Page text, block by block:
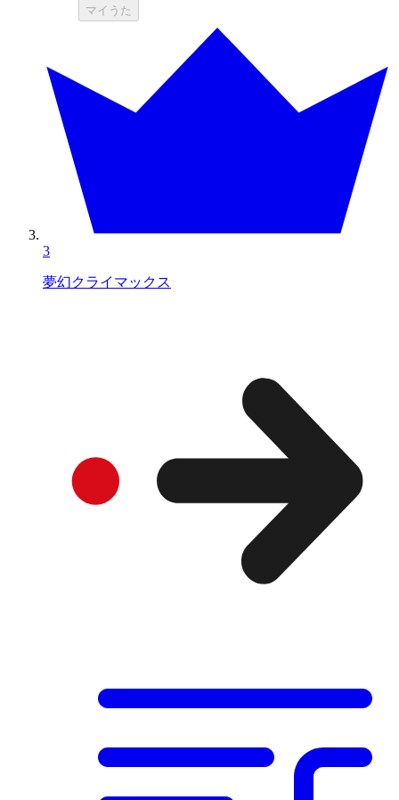
マイうた
3
夢幻クライマックス